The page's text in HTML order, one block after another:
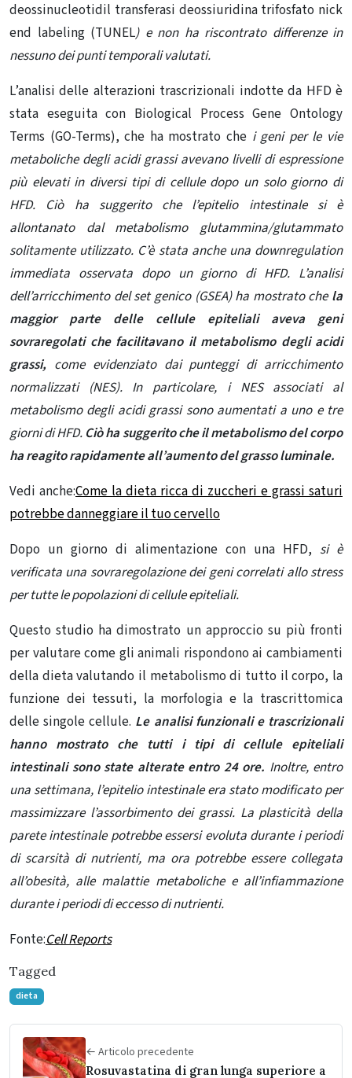
deossinucleotidil transferasi deossiuridina trifosfato nick
end labeling (TUNEL) e non ha riscontrato differenze in
nessuno dei punti temporali valutati.
L’analisi delle alterazioni trascrizionali indotte da HFD è
stata eseguita con Biological Process Gene Ontology
Terms (GO-Terms), che ha mostrato che i geni per le vie
metaboliche degli acidi grassi avevano livelli di espressione
più elevati in diversi tipi di cellule dopo un solo giorno di
HFD. Ciò ha suggerito che l’epitelio intestinale si è
allontanato dal metabolismo glutammina/glutammato
solitamente utilizzato. C’è stata anche una downregulation
immediata osservata dopo un giorno di HFD. L’analisi
dell’arricchimento del set genico (GSEA) ha mostrato che la
maggior parte delle cellule epiteliali aveva geni
sovraregolati che facilitavano il metabolismo degli acidi
grassi, come evidenziato dai punteggi di arricchimento
normalizzati (NES). In particolare, i NES associati al
metabolismo degli acidi grassi sono aumentati a uno e tre
giorni di HFD. Ciò ha suggerito che il metabolismo del corpo
ha reagito rapidamente all’aumento del grasso luminale.
Vedi anche:Come la dieta ricca di zuccheri e grassi saturi
potrebbe danneggiare il tuo cervello
Dopo un giorno di alimentazione con una HFD, si è
verificata una sovraregolazione dei geni correlati allo stress
per tutte le popolazioni di cellule epiteliali.
Questo studio ha dimostrato un approccio su più fronti
per valutare come gli animali rispondono ai cambiamenti
della dieta valutando il metabolismo di tutto il corpo, la
funzione dei tessuti, la morfologia e la trascrittomica
delle singole cellule. Le analisi funzionali e trascrizionali
hanno mostrato che tutti i tipi di cellule epiteliali
intestinali sono state alterate entro 24 ore. Inoltre, entro
una settimana, l’epitelio intestinale era stato modificato per
massimizzare l’assorbimento dei grassi. La plasticità della
parete intestinale potrebbe essersi evoluta durante i periodi
di scarsità di nutrienti, ma ora potrebbe essere collegata
all’obesità, alle malattie metaboliche e all’infiammazione
durante i periodi di eccesso di nutrienti.
Fonte:Cell Reports
Tagged
dieta
← Articolo precedente
Rosuvastatina di gran lunga superiore a